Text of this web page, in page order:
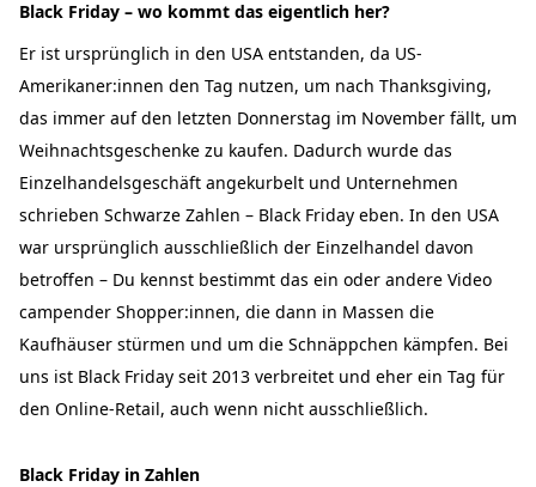
Black Friday – wo kommt das eigentlich her?
Er ist ursprünglich in den USA entstanden, da US-
Amerikaner:innen den Tag nutzen, um nach Thanksgiving,
das immer auf den letzten Donnerstag im November fällt, um
Weihnachtsgeschenke zu kaufen. Dadurch wurde das
Einzelhandelsgeschäft angekurbelt und Unternehmen
schrieben Schwarze Zahlen – Black Friday eben. In den USA
war ursprünglich ausschließlich der Einzelhandel davon
betroffen – Du kennst bestimmt das ein oder andere Video
campender Shopper:innen, die dann in Massen die
Kaufhäuser stürmen und um die Schnäppchen kämpfen. Bei
uns ist Black Friday seit 2013 verbreitet und eher ein Tag für
den Online-Retail, auch wenn nicht ausschließlich.
Black Friday in Zahlen